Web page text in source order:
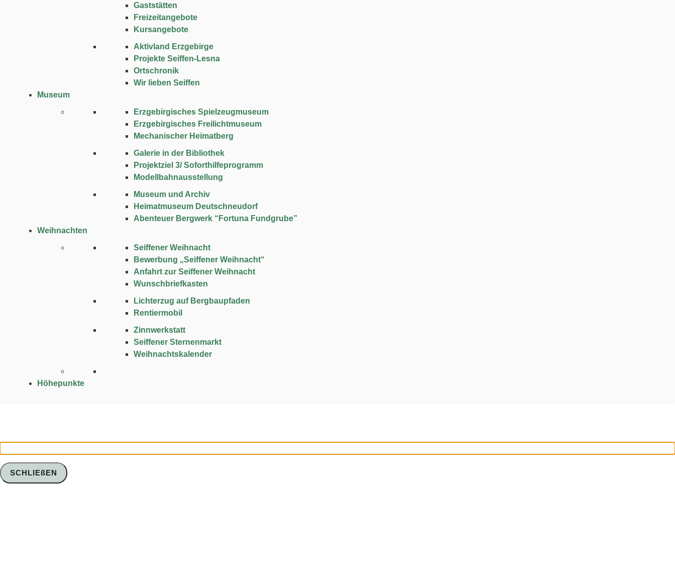
Gaststätten
Freizeitangebote
Kursangebote
Aktivland Erzgebirge
Projekte Seiffen-Lesna
Ortschronik
Wir lieben Seiffen
Museum
Erzgebirgisches Spielzeugmuseum
Erzgebirgisches Freilichtmuseum
Mechanischer Heimatberg
Galerie in der Bibliothek
Projektziel 3/ Soforthilfeprogramm
Modellbahnausstellung
Museum und Archiv
Heimatmuseum Deutschneudorf
Abenteuer Bergwerk “Fortuna Fundgrube”
Weihnachten
Seiffener Weihnacht
Bewerbung „Seiffener Weihnacht“
Anfahrt zur Seiffener Weihnacht
Wunschbriefkasten
Lichterzug auf Bergbaupfaden
Rentiermobil
Zinnwerkstatt
Seiffener Sternenmarkt
Weihnachtskalender
Höhepunkte
SCHLIEßEN